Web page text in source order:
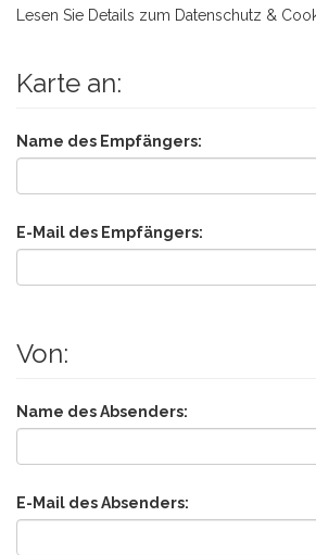
Lesen Sie Details zum Datenschutz &
Karte an:
Name des Empfängers:
E-Mail des Empfängers:
Von:
Name des Absenders:
E-Mail des Absenders: